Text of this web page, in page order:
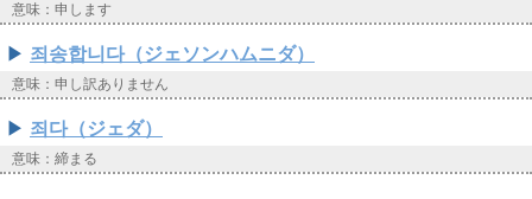
意味：申します
죄송합니다（ジェソンハムニダ）
意味：申し訳ありません
죄다（ジェダ）
意味：締まる